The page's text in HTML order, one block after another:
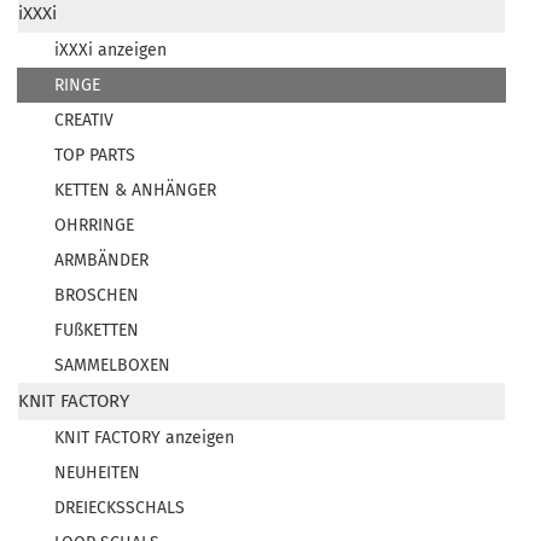
iXXXi
iXXXi anzeigen
RINGE
CREATIV
TOP PARTS
KETTEN & ANHÄNGER
OHRRINGE
ARMBÄNDER
BROSCHEN
FUßKETTEN
SAMMELBOXEN
KNIT FACTORY
KNIT FACTORY anzeigen
NEUHEITEN
DREIECKSSCHALS